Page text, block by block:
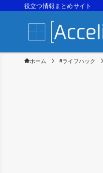
役立つ情報まとめサイト
ホーム #ライフハック